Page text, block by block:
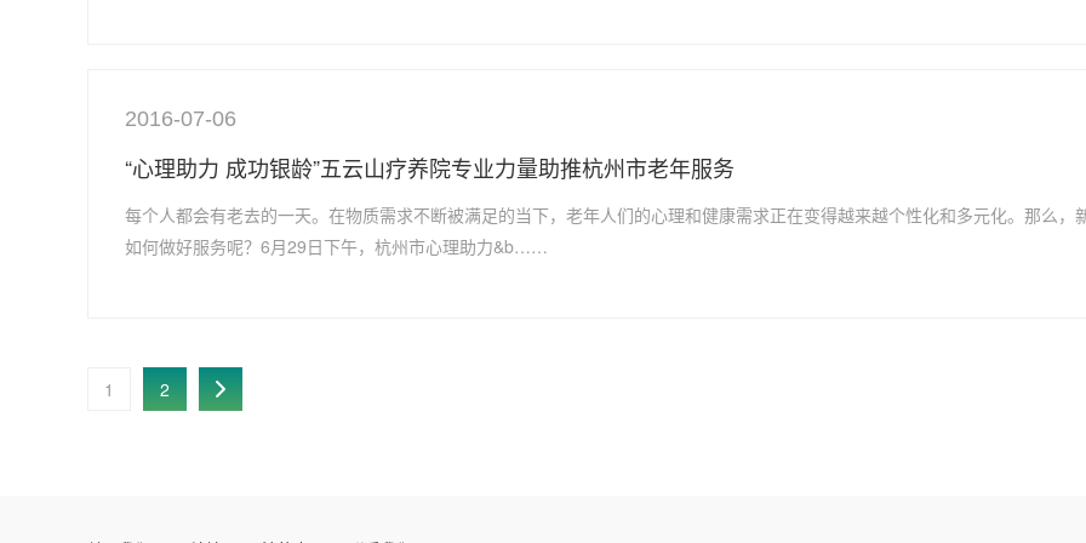
2016-07-06
“心理助力 成功银龄”五云山疗养院专业力量助推杭州市老年服务
每个人都会有老去的一天。在物质需求不断被满足的当下，老年人们的心理和健康需求正在变得越来越个性化和多元化。那么，
如何做好服务呢？6月29日下午，杭州市心理助力&b……
1 2